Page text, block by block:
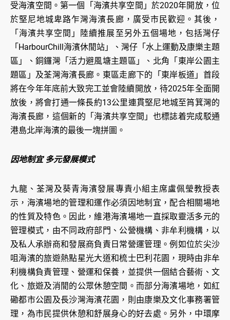
受海濱空間。第一個「海濱共享空間」於2020年開放，位
於堅尼地城卑路乍灣海濱長廊，廣受市民歡迎。其後，
「海濱共享空間」陸續推展至另外五個場地，包括灣仔
「HarbourChill海濱休閒站」、灣仔「水上運動及康樂主題
區」、銅鑼灣「活力避風塘主題區」、北角「東岸公園主
題區」及荃灣海濱長廊。東區走廊下的「東岸板道」首段
將在今年年底前大致完工並會陸續開放，待2025年全面開
放後，將會打通一條長約13公里連貫堅尼地城至筲箕灣的
海濱長廊，這個新的「海濱共享空間」也標誌着完成駁通
港島北岸海濱的最後一塊拼圖。
因地制宜 多元發展模式
九龍、荃灣及葵青海濱發展專責小組主席盧佩瑩教授表
示，海濱場地的管理和運作必須因地制宜，配合相關場地
的性質及特色。因此，維港海濱場地一直採取靈活多元的
管理模式，由不同政府部門、公營機構、非牟利機構，以
及私人承辦商和發展商負責日常營運管理。例如位於尖沙
咀海濱的旅遊熱點星光大道和梳士巴利花園，現時由非牟
利機構負責管理、營運和保養，並提供一個結合藝術、文
化、旅遊及消閒的公眾休憩空間。而部分海濱場地，如紅
磡都市公園及長沙灣海濱花園，則由康樂及文化事務署管
理，為市民提供休憩和舒展身心的好去處。另外，中環摩